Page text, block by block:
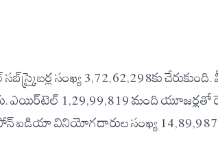
సంఖ్య 3,72,62,298కు
ఎయిర్‌టెల్ 1,29,99,819 మంది యూజర్లతో
ఐడియా వినియోగదారుల సంఖ్య